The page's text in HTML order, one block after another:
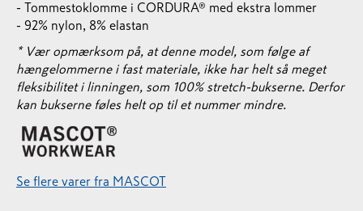
- Tommestoklomme i CORDURA® med ekstra lommer
- 92% nylon, 8% elastan
* Vær opmærksom på, at denne model, som følge af
hængelommerne i fast materiale, ikke har helt så meget
fleksibilitet i linningen, som 100% stretch-bukserne. Derfor
kan bukserne føles helt op til et nummer mindre.
Se flere varer fra MASCOT